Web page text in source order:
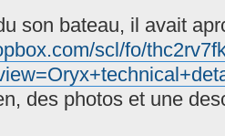
son bateau, il avait
scl/fo/
des photos et une